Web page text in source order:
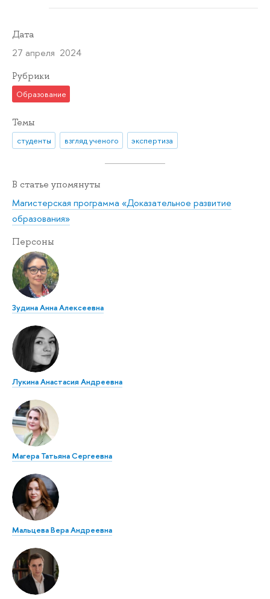
Дата
27 апреля 2024
Рубрики
Образование
Темы
студенты взгляд ученого экспертиза
В статье упомянуты
Магистерская программа «Доказательное развитие
образования»
Персоны
Зудина Анна Алексеевна
Лукина Анастасия Андреевна
Магера Татьяна Сергеевна
Мальцева Вера Андреевна